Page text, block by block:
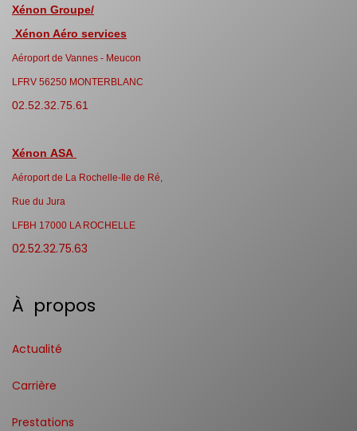
Xénon Groupe/
Xénon Aéro services
Aéroport de Vannes - Meucon
LFRV 56250 MONTERBLANC
02.52.32.75.61
Xénon ASA
Aéroport de La Rochelle-Ile de Ré,
Rue du Jura
LFBH 17000 LA ROCHELLE
02.52.32.75.63
À propos
Actualité
Carrière
Prestations